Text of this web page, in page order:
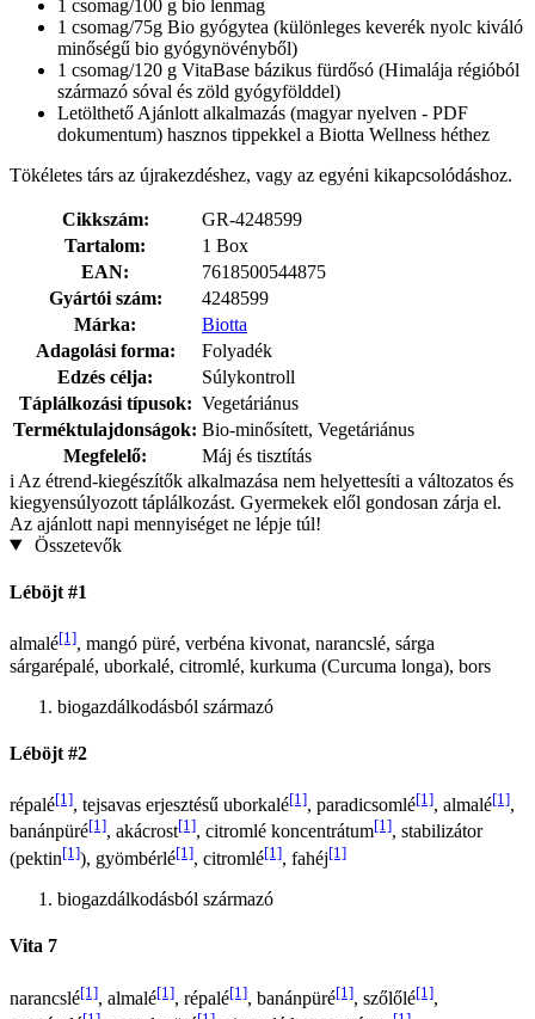
1 csomag/100 g bio lenmag
1 csomag/75g Bio gyógytea (különleges keverék nyolc kiváló
minőségű bio gyógynövényből)
1 csomag/120 g VitaBase bázikus fürdősó (Himalája régióból
származó sóval és zöld gyógyfölddel)
Letölthető Ajánlott alkalmazás (magyar nyelven - PDF
dokumentum) hasznos tippekkel a Biotta Wellness héthez
Tökéletes társ az újrakezdéshez, vagy az egyéni kikapcsolódáshoz.
Cikkszám:
GR-4248599
Tartalom:
1 Box
EAN:
7618500544875
Gyártói szám:
4248599
Márka:
Biotta
Adagolási forma:
Folyadék
Edzés célja:
Súlykontroll
Táplálkozási típusok: Vegetáriánus
Terméktulajdonságok: Bio-minősített, Vegetáriánus
Megfelelő:
Máj és tisztítás
i Az étrend-kiegészítők alkalmazása nem helyettesíti a változatos és
kiegyensúlyozott táplálkozást. Gyermekek elől gondosan zárja el.
Az ajánlott napi mennyiséget ne lépje túl!
Összetevők
Léböjt #1
almalé[1], mangó püré, verbéna kivonat, narancslé, sárga
sárgarépalé, uborkalé, citromlé, kurkuma (Curcuma longa), bors
biogazdálkodásból származó
Léböjt #2
répalé[1], tejsavas erjesztésű uborkalé[1], paradicsomlé[1], almalé[1],
banánpüré[1], akácrost[1], citromlé koncentrátum[1], stabilizátor
(pektin[1]), gyömbérlé[1], citromlé[1], fahéj[1]
biogazdálkodásból származó
Vita 7
narancslé[1], almalé[1], répalé[1], banánpüré[1], szőlőlé[1],